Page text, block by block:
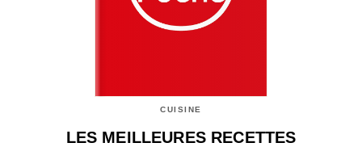
CUISINE
LES MEILLEURES RECETTES